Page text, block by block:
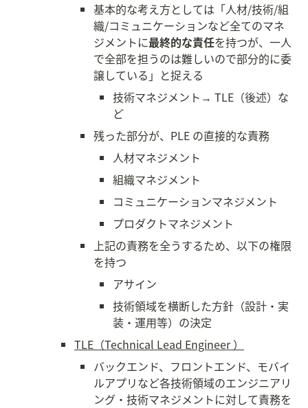
基本的な考え方としては「人材/技術/組
織/コミュニケーションなど全てのマネ
ジメントに最終的な責任を持つが、一人
で全部を担うのは難しいので部分的に委
譲している」と捉える
技術マネジメント→ TLE（後述）な
ど
残った部分が、PLE の直接的な責務
人材マネジメント
組織マネジメント
コミュニケーションマネジメント
プロダクトマネジメント
上記の責務を全うするため、以下の権限
を持つ
アサイン
技術領域を横断した方針（設計・実
装・運用等）の決定
TLE（Technical Lead Engineer ）
バックエンド、フロントエンド、モバイ
ルアプリなど各技術領域のエンジニアリ
ング・技術マネジメントに対して責務を